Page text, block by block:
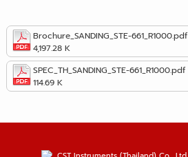
Brochure_SANDING_STE-661_R1000.pdf
4,197.28 K
SPEC_TH_SANDING_STE-661_R1000.pdf
114.69 K